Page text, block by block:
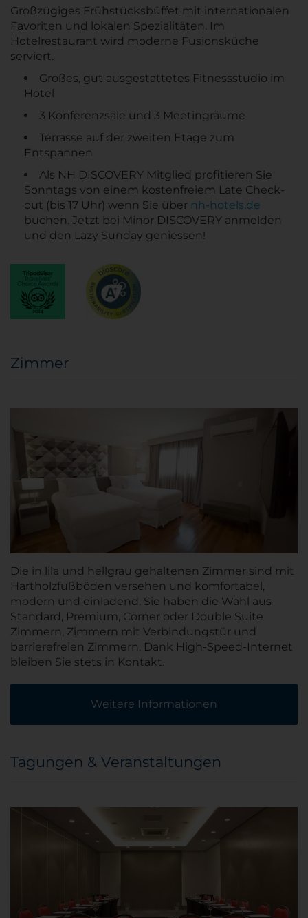
Großzügiges Frühstücksbüffet mit internationalen
Favoriten und lokalen Spezialitäten. Im
Hotelrestaurant wird moderne Fusionsküche
serviert.
Großes, gut ausgestattetes Fitnessstudio im
Hotel
3 Konferenzsäle und 3 Meetingräume
Terrasse auf der zweiten Etage zum
Entspannen
Als NH DISCOVERY Mitglied profitieren Sie
Sonntags von einem kostenfreiem Late Check-
out (bis 17 Uhr) wenn Sie über nh-hotels.de
buchen. Jetzt bei Minor DISCOVERY anmelden
und den Lazy Sunday geniessen!
Zimmer
Die in lila und hellgrau gehaltenen Zimmer sind mit
Hartholzfußböden versehen und komfortabel,
modern und einladend. Sie haben die Wahl aus
Standard, Premium, Corner oder Double Suite
Zimmern, Zimmern mit Verbindungstür und
barrierefreien Zimmern. Dank High-Speed-Internet
bleiben Sie stets in Kontakt.
Weitere Informationen
Tagungen & Veranstaltungen